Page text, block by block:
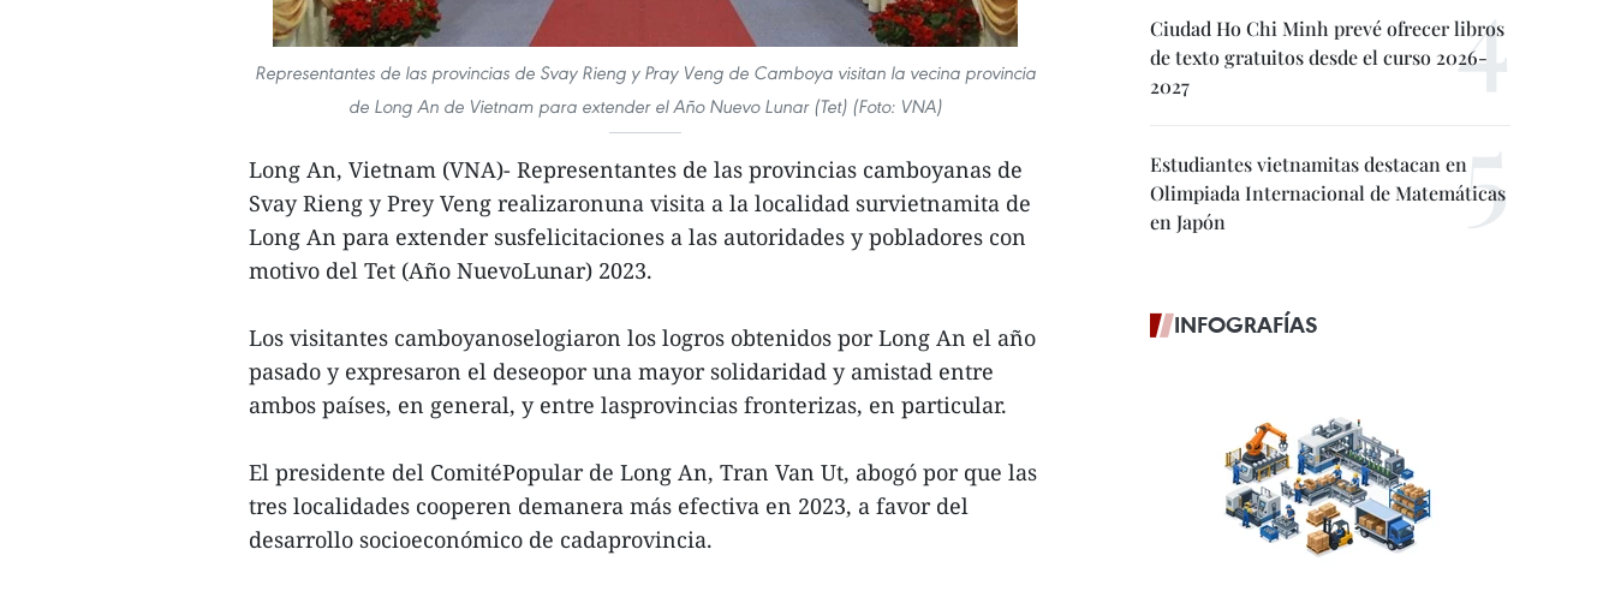
Representantes de las provincias de Svay Rieng y Pray Veng de Camboya visitan la vecina provincia
de Long An de Vietnam para extender el Año Nuevo Lunar (Tet) (Foto: VNA)
Long An, Vietnam (VNA)- Representantes de las provincias camboyanas de
Svay Rieng y Prey Veng realizaronuna visita a la localidad survietnamita de
Long An para extender susfelicitaciones a las autoridades y pobladores con
motivo del Tet (Año NuevoLunar) 2023.
Los visitantes camboyanoselogiaron los logros obtenidos por Long An el año
pasado y expresaron el deseopor una mayor solidaridad y amistad entre
ambos países, en general, y entre lasprovincias fronterizas, en particular.
El presidente del ComitéPopular de Long An, Tran Van Ut, abogó por que las
tres localidades cooperen demanera más efectiva en 2023, a favor del
desarrollo socioeconómico de cadaprovincia.
Ciudad Ho Chi Minh prevé ofrecer libros
de texto gratuitos desde el curso 2026-
2027
Estudiantes vietnamitas destacan en
Olimpiada Internacional de Matemáticas
en Japón
INFOGRAFÍAS